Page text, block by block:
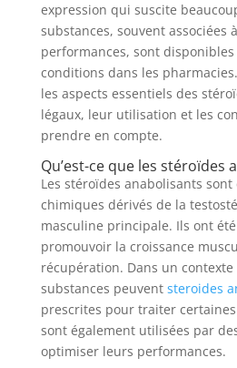
expression qui suscite
substances, souvent associées
performances, sont
conditions dans les
les aspects essentiels des
légaux, leur utilisation et les
prendre en compte.
Qu’est-ce que les stéroïdes
Les stéroïdes anabolisants sont
chimiques dérivés de la
masculine principale. Ils ont
promouvoir la croissance
récupération. Dans un contexte
substances peuvent steroides
prescrites pour traiter
sont également utilisées par
optimiser leurs performances.